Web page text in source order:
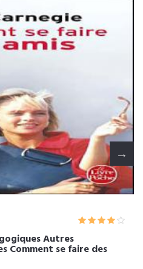
Autres
Comment se faire des